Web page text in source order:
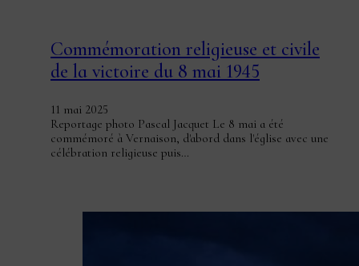
Commémoration religieuse et civile
de la victoire du 8 mai 1945
11 mai 2025
Reportage photo Pascal Jacquet Le 8 mai a été
commémoré à Vernaison, d'abord dans l'église avec une
célébration religieuse puis…